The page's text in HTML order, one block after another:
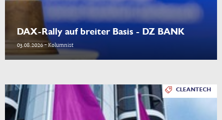
DAX-Rally auf breiter Basis - DZ BANK
03.08.2026 - Kolumnist
CLEANTECH